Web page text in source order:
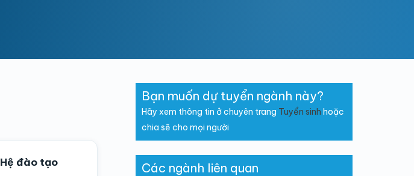
Hệ đào tạo
Bạn muốn dự tuyển ngành này?
Hãy xem thông tin ở chuyên trang Tuyển sinh hoặc
chia sẽ cho mọi người
Các ngành liên quan